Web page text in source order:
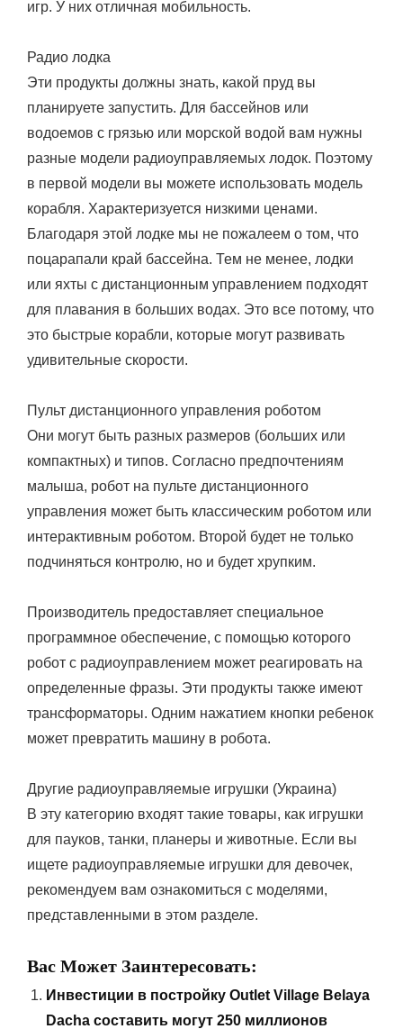
игр. У них отличная мобильность.
Радио лодка
Эти продукты должны знать, какой пруд вы
планируете запустить. Для бассейнов или
водоемов с грязью или морской водой вам нужны
разные модели радиоуправляемых лодок. Поэтому
в первой модели вы можете использовать модель
корабля. Характеризуется низкими ценами.
Благодаря этой лодке мы не пожалеем о том, что
поцарапали край бассейна. Тем не менее, лодки
или яхты с дистанционным управлением подходят
для плавания в больших водах. Это все потому, что
это быстрые корабли, которые могут развивать
удивительные скорости.
Пульт дистанционного управления роботом
Они могут быть разных размеров (больших или
компактных) и типов. Согласно предпочтениям
малыша, робот на пульте дистанционного
управления может быть классическим роботом или
интерактивным роботом. Второй будет не только
подчиняться контролю, но и будет хрупким.
Производитель предоставляет специальное
программное обеспечение, с помощью которого
робот с радиоуправлением может реагировать на
определенные фразы. Эти продукты также имеют
трансформаторы. Одним нажатием кнопки ребенок
может превратить машину в робота.
Другие радиоуправляемые игрушки (Украина)
В эту категорию входят такие товары, как игрушки
для пауков, танки, планеры и животные. Если вы
ищете радиоуправляемые игрушки для девочек,
рекомендуем вам ознакомиться с моделями,
представленными в этом разделе.
Вас Может Заинтересовать:
Инвестиции в постройку Outlet Village Belaya
Dacha составить могут 250 миллионов